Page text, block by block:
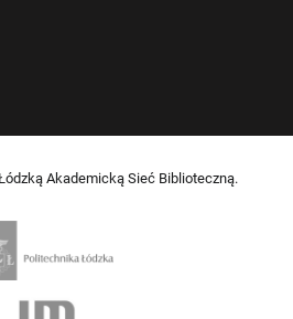
Akademicką Sieć Biblioteczną.